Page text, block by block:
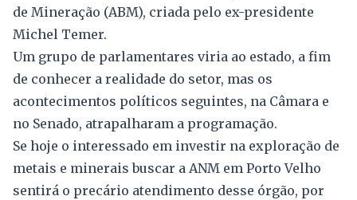
de Mineração (ABM), criada pelo ex-presidente
Michel Temer.
Um grupo de parlamentares viria ao estado, a fim
de conhecer a realidade do setor, mas os
acontecimentos políticos seguintes, na Câmara e
no Senado, atrapalharam a programação.
Se hoje o interessado em investir na exploração de
metais e minerais buscar a ANM em Porto Velho
sentirá o precário atendimento desse órgão, por